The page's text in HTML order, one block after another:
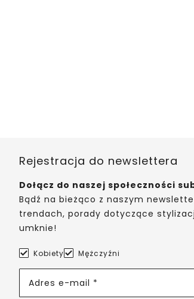
Rejestracja do newslettera
Dołącz do naszej społeczności
Bądź na bieżąco z naszym
trendach, porady dotyczące
umknie!
Kobiety Mężczyźni
Adres e-mail *